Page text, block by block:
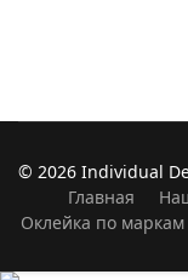
© 2026 Individual
Главная
Оклейка по маркам